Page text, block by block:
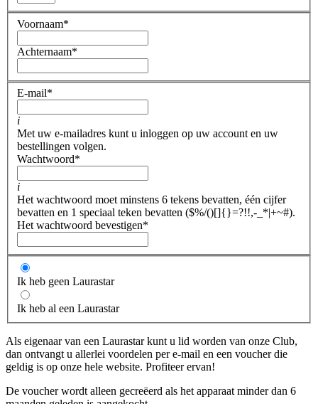
Voornaam*
Achternaam*
E-mail*
i
Met uw e-mailadres kunt u inloggen op uw account en uw
bestellingen volgen.
Wachtwoord*
i
Het wachtwoord moet minstens 6 tekens bevatten, één cijfer
bevatten en 1 speciaal teken bevatten ($%/()[]{}=?!!,-_*|+~#).
Het wachtwoord bevestigen*
Ik heb geen Laurastar
Ik heb al een Laurastar
Als eigenaar van een Laurastar kunt u lid worden van onze Club,
dan ontvangt u allerlei voordelen per e-mail en een voucher die
geldig is op onze hele website. Profiteer ervan!
De voucher wordt alleen gecreëerd als het apparaat minder dan 6